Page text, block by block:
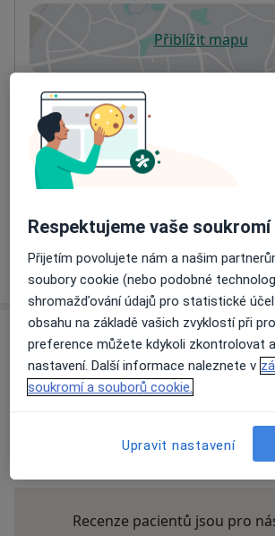
Přiblížit mapu
se otevře v
Dostupnost
Na této adrese online kalendář není
Co mám v takové situaci udělat?
Způsoby platby (soukromé návštěvy)
Na teto adrese lékař přijímá
Detaily
Víceo adrese
Názory
Přidejte svůj názor
Recenze pacientů jsou pro
Respektujeme vaše soukromí
Přijetím povolujete nám a našim
soubory cookie (nebo podobné
shromažďování údajů pro statistické
obsahu na základě vašich zvyklostí při
preference můžete kdykoli zkontrolovat
nastavení. Další informace naleznete v
soukromí a souborů cookie.
Upravit nastavení